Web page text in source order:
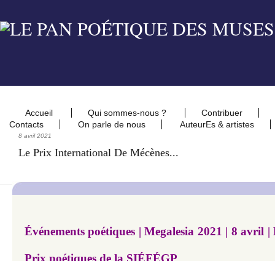
Accueil Qui sommes-nous ?
Contribuer
Contacts
On parle de nous AuteurEs & artistes
8 avril 2021
Le Prix International De Mécènes...
Événements poétiques | Megalesia 2021 | 8 avril
Prix poétiques de la SIÉFÉGP